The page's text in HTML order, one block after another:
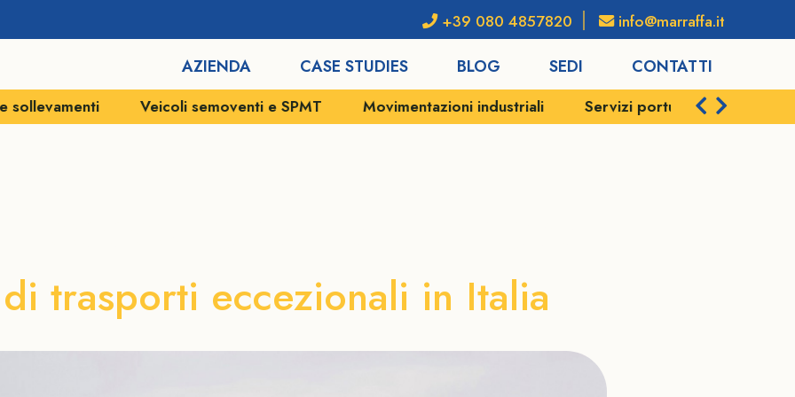
+39 080 4857820 info@marraffa.it
AZIENDA CASE STUDIES BLOG SEDI
CONTATTI
Veicoli semoventi e SPMT Movimentazioni industriali Servizi portuali Spedizioni e
trasporti eccezionali in Italia